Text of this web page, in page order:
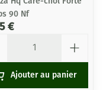
90 Nf
€
Ajouter au panier